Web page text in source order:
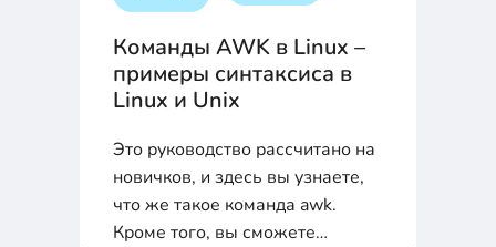
Команды AWK в Linux –
примеры синтаксиса в
Linux и Unix
Это руководство рассчитано на
новичков, и здесь вы узнаете,
что же такое команда awk.
Кроме того, вы сможете